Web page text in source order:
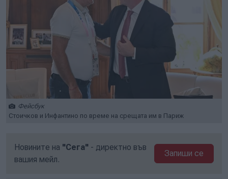
Фейсбук
Стоичков и Инфантино по време на срещата им в Париж
Новините на "Сега" - директно във
вашия мейл.
Запиши се